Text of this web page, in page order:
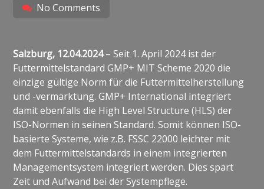
No Comments
Salzburg, 12.04.2024– Seit 1. April 2024 ist der
Futtermittelstandard GMP+ MIT Scheme 2020 die
einzige gültige Norm für die Futtermittelherstellung
und -vermarktung. GMP+ International integriert
damit ebenfalls die High Level Structure (HLS) der
ISO-Normen in seinen Standard. Somit können ISO-
basierte Systeme, wie z.B. FSSC 22000 leichter mit
dem Futtermittelstandards in einem integrierten
Managementsystem integriert werden. Dies spart
Zeit und Aufwand bei der Systempflege.